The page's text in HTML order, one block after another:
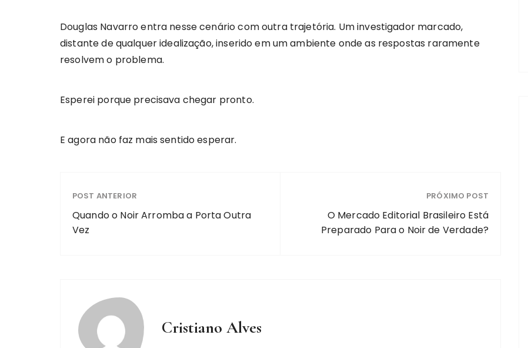
Douglas Navarro entra nesse cenário com outra trajetória. Um investigador marcado,
distante de qualquer idealização, inserido em um ambiente onde as respostas raramente
resolvem o problema.
Esperei porque precisava chegar pronto.
E agora não faz mais sentido esperar.
POST ANTERIOR
Quando o Noir Arromba a Porta Outra
Vez
PRÓXIMO POST
O Mercado Editorial Brasileiro Está
Preparado Para o Noir de Verdade?
Cristiano Alves